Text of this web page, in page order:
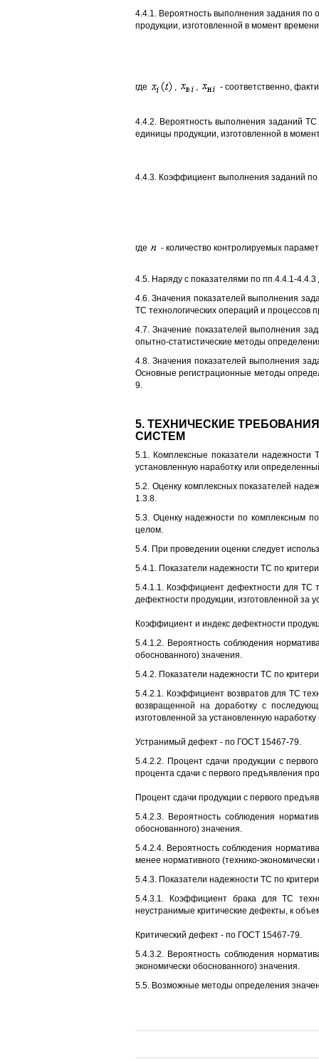
4.4.1. Вероятность выполнения задания по
продукции, изготовленной в момент
где - соответственно,
4.4.2. Вероятность выполнения заданий
единицы продукции, изготовленной в
4.4.3. Коэффициент выполнения заданий
где - количество контролируемых
4.5. Наряду с показателями по пп.4.4.1-
4.6. Значения показателей выполнения
ТС технологических операций и процессов
4.7. Значение показателей выполнения
опытно-статистические методы
4.8. Значения показателей выполнения
Основные регистрационные методы
9.
5. ТЕХНИЧЕСКИЕ
СИСТЕМ
5.1. Комплексные показатели надежности
установленную наработку или
5.2. Оценку комплексных показателей
1.3.8.
5.3. Оценку надежности по комплексным
целом.
5.4. При проведении оценки следует
5.4.1. Показатели надежности ТС по
5.4.1.1. Коэффициент дефектности для ТС
дефектности продукции, изготовленной за
Коэффициент и индекс дефектности
5.4.1.2. Вероятность соблюдения
обоснованного) значения.
5.4.2. Показатели надежности ТС по
5.4.2.1. Коэффициент возвратов для ТС
возвращенной на доработку с
изготовленной за установленную
Устранимый дефект - по ГОСТ 15467-79.
5.4.2.2. Процент сдачи продукции с
процента сдачи с первого предъявления
Процент сдачи продукции с первого
5.4.2.3. Вероятность соблюдения
обоснованного) значения.
5.4.2.4. Вероятность соблюдения
менее нормативного (технико-
5.4.3. Показатели надежности ТС по
5.4.3.1. Коэффициент брака для ТС
неустранимые критические дефекты, к
Критический дефект - по ГОСТ 15467-79.
5.4.3.2. Вероятность соблюдения
экономически обоснованного) значения.
5.5. Возможные методы определения